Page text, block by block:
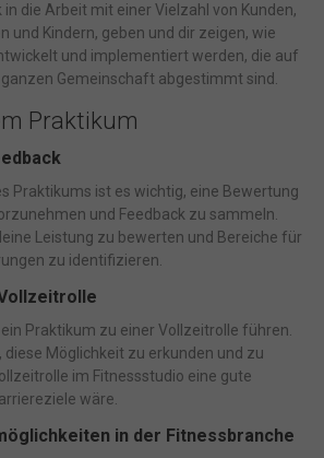
in die Arbeit mit einer Vielzahl von Kunden,
und Kindern, geben und dir zeigen, wie
und implementiert werden, die auf
Gemeinschaft abgestimmt sind.
Praktikum
Praktikums ist es wichtig, eine Bewertung
und Feedback zu sammeln.
Leistung zu bewerten und Bereiche für
zu identifizieren.
ein Praktikum zu einer Vollzeitrolle führen.
diese Möglichkeit zu erkunden und zu
im Fitnessstudio eine gute
wäre.
in der Fitnessbranche